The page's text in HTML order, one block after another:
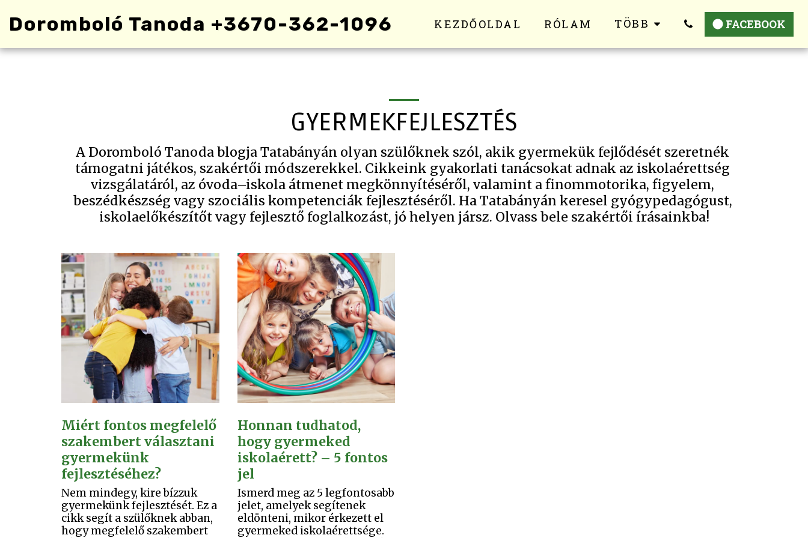
Doromboló Tanoda +3670-362-1096 KEZDŐOLDAL RÓLAM TÖBB FACEBOOK
GYERMEKFEJLESZTÉS
A Doromboló Tanoda blogja Tatabányán olyan szülőknek szól, akik gyermekük fejlődését szeretnék
támogatni játékos, szakértői módszerekkel. Cikkeink gyakorlati tanácsokat adnak az iskolaérettség
vizsgálatáról, az óvoda–iskola átmenet megkönnyítéséről, valamint a finommotorika, figyelem,
beszédkészség vagy szociális kompetenciák fejlesztéséről. Ha Tatabányán keresel gyógypedagógust,
iskolaelőkészítőt vagy fejlesztő foglalkozást, jó helyen jársz. Olvass bele szakértői írásainkba!
Miért fontos megfelelő
szakembert választani
gyermekünk
fejlesztéséhez?
Nem mindegy, kire bízzuk
gyermekünk fejlesztését. Ez a
cikk segít a szülőknek abban,
hogy megfelelő szakembert
Honnan tudhatod,
hogy gyermeked
iskolaérett? – 5 fontos
jel
Ismerd meg az 5 legfontosabb
jelet, amelyek segítenek
eldönteni, mikor érkezett el
gyermeked iskolaérettsége.